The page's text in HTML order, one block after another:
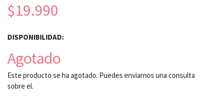
$19.990
DISPONIBILIDAD:
Agotado
Este producto se ha agotado. Puedes enviarnos una consulta
sobre el.